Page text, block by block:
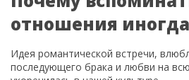
отношения
Идея романтической встречи,
последующего брака и любви на